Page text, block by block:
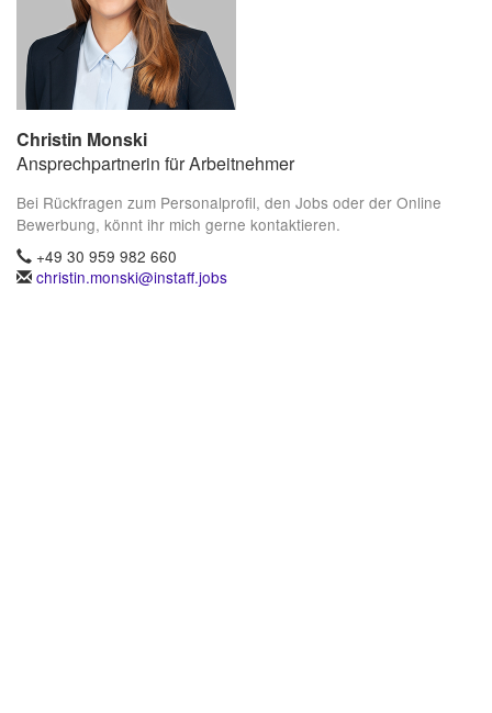
Christin Monski
Ansprechpartnerin für Arbeitnehmer
Bei Rückfragen zum Personalprofil, den Jobs oder der Online
Bewerbung, könnt ihr mich gerne kontaktieren.
+49 30 959 982 660
christin.monski@instaff.jobs